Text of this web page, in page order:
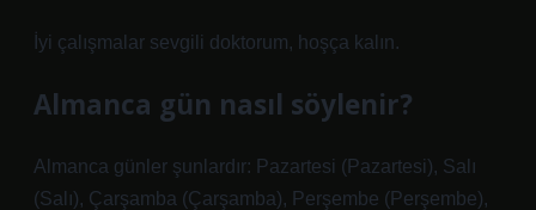
İyi çalışmalar sevgili doktorum, hoşça kalın.
Almanca gün nasıl söylenir?
Almanca günler şunlardır: Pazartesi (Pazartesi), Salı
(Salı), Çarşamba (Çarşamba), Perşembe (Perşembe),